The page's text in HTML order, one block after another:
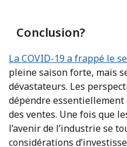
Conclusion?
La COVID-19 a frappé le
pleine saison forte, mais
dévastateurs. Les
dépendre
des ventes. Une fois que
l’avenir de l’industrie se
considérations